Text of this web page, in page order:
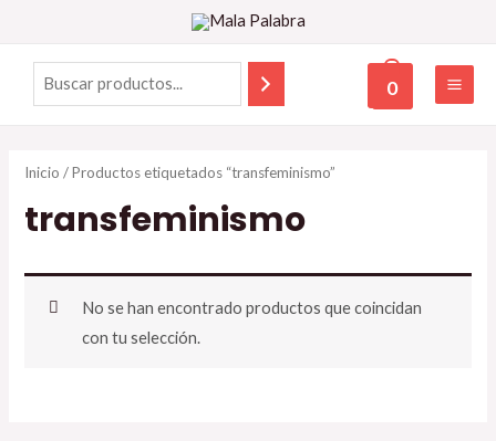
0
Inicio / Productos etiquetados “transfeminismo”
transfeminismo
No se han encontrado productos que coincidan
con tu selección.